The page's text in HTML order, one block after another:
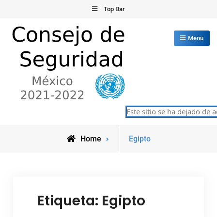
content
Top Bar
Consejo de Seguridad de las
Naciones Unidas
Menu
Este sitio se ha dejado de
Home
Posts
Egipto
Etiqueta: Egipto